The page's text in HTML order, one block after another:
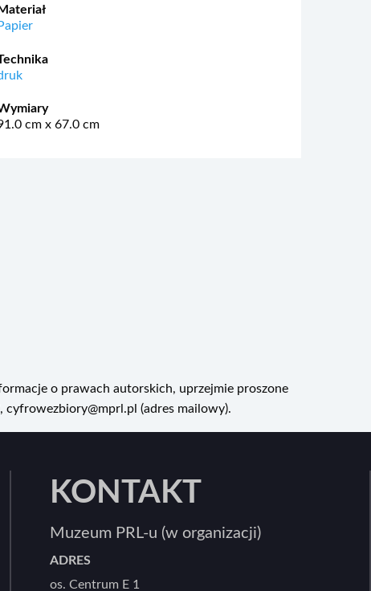
Materiał
Papier
cm x 67.0 cm
o prawach autorskich, uprzejmie proszone
(adres mailowy).
KONTAKT
Muzeum PRL-u (w organizacji)
ADRES
os. Centrum E 1